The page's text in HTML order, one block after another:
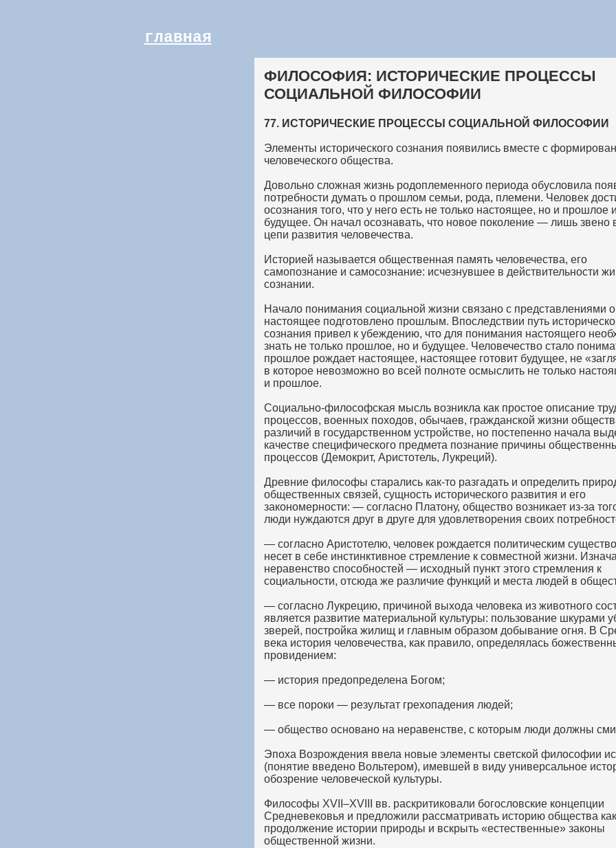
главная
ФИЛОСОФИЯ: ИСТОРИЧЕСКИЕ ПРОЦЕССЫ
СОЦИАЛЬНОЙ ФИЛОСОФИИ
77. ИСТОРИЧЕСКИЕ ПРОЦЕССЫ СОЦИАЛЬНОЙ ФИЛОСОФИИ
Элементы исторического сознания появились вместе с
человеческого общества.
Довольно сложная жизнь родоплеменного периода обусловила
потребности думать о прошлом семьи, рода, племени. Человек
осознания того, что у него есть не только настоящее, но и прошлое и
будущее. Он начал осознавать, что новое поколение — лишь звено
цепи развития человечества.
Историей называется общественная память человечества, его
самопознание и самосознание: исчезнувшее в действительности
сознании.
Начало понимания социальной жизни связано с представлениями
настоящее подготовлено прошлым. Впоследствии путь
сознания привел к убеждению, что для понимания настоящего
знать не только прошлое, но и будущее. Человечество стало
прошлое рождает настоящее, настоящее готовит будущее, не
в которое невозможно во всей полноте осмыслить не только
и прошлое.
Социально-философская мысль возникла как простое описание
процессов, военных походов, обычаев, гражданской жизни
различий в государственном устройстве, но постепенно начала
качестве специфического предмета познание причины
процессов (Демокрит, Аристотель, Лукреций).
Древние философы старались как-то разгадать и определить
общественных связей, сущность исторического развития и его
закономерности: — согласно Платону, общество возникает из-за
люди нуждаются друг в друге для удовлетворения своих
— согласно Аристотелю, человек рождается политическим
несет в себе инстинктивное стремление к совместной жизни.
неравенство способностей — исходный пункт этого стремления к
социальности, отсюда же различие функций и места людей в
— согласно Лукрецию, причиной выхода человека из животного
является развитие материальной культуры: пользование шкурами
зверей, постройка жилищ и главным образом добывание огня. В
века история человечества, как правило, определялась
провидением:
— история предопределена Богом;
— все пороки — результат грехопадения людей;
— общество основано на неравенстве, с которым люди должны
Эпоха Возрождения ввела новые элементы светской философии
(понятие введено Вольтером), имевшей в виду универсальное
обозрение человеческой культуры.
Философы XVII–XVIII вв. раскритиковали богословские концепции
Средневековья и предложили рассматривать историю общества как
продолжение истории природы и вскрыть «естественные» законы
общественной жизни.